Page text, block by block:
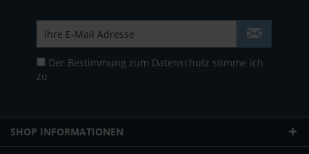
Der Bestimmung zum Datenschutz stimme ich
zu
SHOP INFORMATIONEN